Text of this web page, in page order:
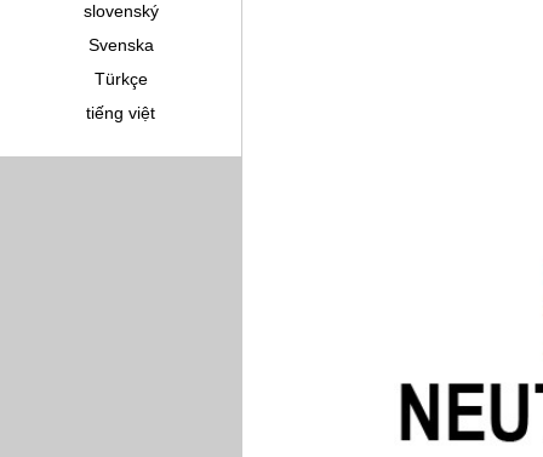
slovenský
Svenska
Türkçe
tiếng việt